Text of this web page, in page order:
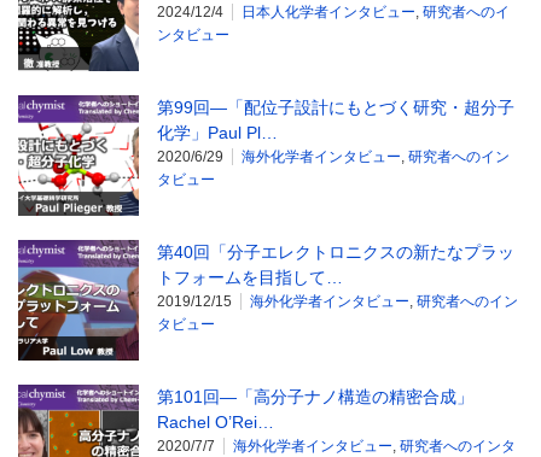
2024/12/4 日本人化学者インタビュー, 研究者へのイ
ンタビュー
第99回―「配位子設計にもとづく研究・超分子
化学」Paul Pl…
2020/6/29 海外化学者インタビュー, 研究者へのイン
タビュー
第40回「分子エレクトロニクスの新たなプラッ
トフォームを目指して…
2019/12/15 海外化学者インタビュー, 研究者へのイン
タビュー
第101回―「高分子ナノ構造の精密合成」
Rachel O’Rei…
2020/7/7 海外化学者インタビュー, 研究者へのインタ